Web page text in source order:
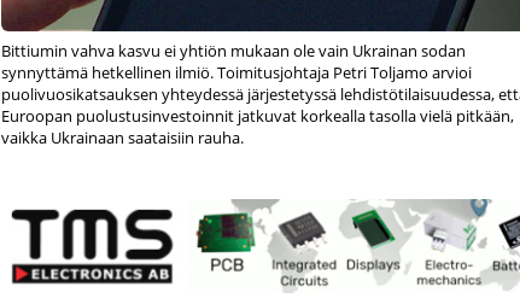
Bittiumin vahva kasvu ei yhtiön mukaan ole vain Ukrainan sodan
synnyttämä hetkellinen ilmiö. Toimitusjohtaja Petri Toljamo arvioi
puolivuosikatsauksen yhteydessä järjestetyssä lehdistötilaisuudessa,
Euroopan puolustusinvestoinnit jatkuvat korkealla tasolla vielä pitkään,
vaikka Ukrainaan saataisiin rauha.